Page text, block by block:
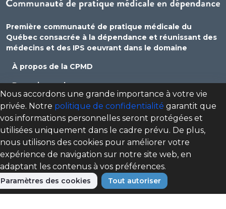
Première communauté de pratique médicale du
Québec consacrée à la dépendance et réunissant des
médecins et des IPS oeuvrant dans le domaine
À propos de la CPMD
Devenir membre
Se connecter
Nous joindre
Politique de confidentialité
Direction des programmes santé mentale, dépendance
et itinérance (DPSMDI) de Santé Québec Centre-Sud-de-
l'Île-de-Montréal – Universitaire
Nous accordons une grande importance à votre vie
privée. Notre politique de confidentialité garantit que
vos informations personnelles seront protégées et
utilisées uniquement dans le cadre prévu. De plus,
nous utilisons des cookies pour améliorer votre
expérience de navigation sur notre site web, en
adaptant les contenus à vos préférences.
Paramètres des cookies Tout autoriser